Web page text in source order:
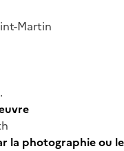
Martin
la photographie ou